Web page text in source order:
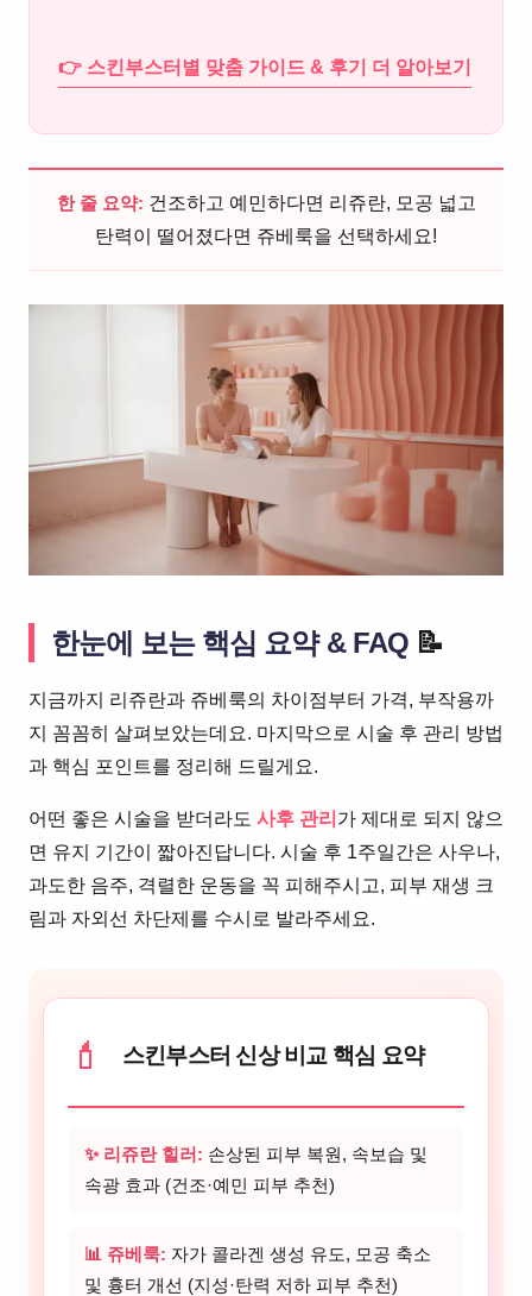
👉 스킨부스터별 맞춤 가이드 & 후기 더 알아보기
한 줄 요약: 건조하고 예민하다면 리쥬란, 모공 넓고
탄력이 떨어졌다면 쥬베룩을 선택하세요!
한눈에 보는 핵심 요약 & FAQ📝
지금까지 리쥬란과 쥬베룩의 차이점부터 가격, 부작용까
지 꼼꼼히 살펴보았는데요. 마지막으로 시술 후 관리 방법
과 핵심 포인트를 정리해 드릴게요.
어떤 좋은 시술을 받더라도 사후 관리 가 제대로 되지 않으
면 유지 기간이 짧아진답니다. 시술 후 1주일간은 사우나,
과도한 음주, 격렬한 운동을 꼭 피해주시고, 피부 재생 크
림과 자외선 차단제를 수시로 발라주세요.
💄 스킨부스터 신상 비교 핵심 요약
✨ 리쥬란 힐러: 손상된 피부 복원, 속보습 및
속광 효과 (건조·예민 피부 추천)
📊 쥬베룩: 자가 콜라겐 생성 유도, 모공 축소
및 흉터 개선 (지성·탄력 저하 피부 추천)